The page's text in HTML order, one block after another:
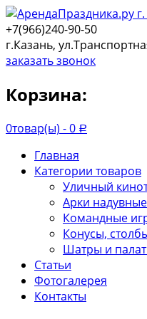
+7(966)240-90-50
г.Казань,
заказать звонок
Корзина:
0товар(ы) -0 Р
Главная
Категории товаров
Уличный
Арки надувные
Командные
Конусы,
Шатры и
Статьи
Фотогалерея
Контакты